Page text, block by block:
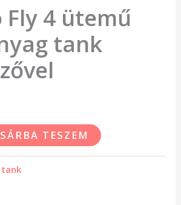
Fly 4 ütemű
tank
TESZEM
tank